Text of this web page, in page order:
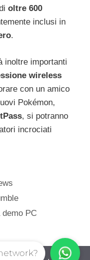
oltre 600
inclusi in
.
inoltre importanti
wireless
con un amico
Pokémon,
, si potranno
incrociati
PC